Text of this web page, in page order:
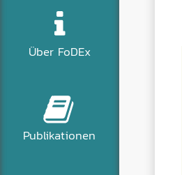
Über FoDEx
Publikationen